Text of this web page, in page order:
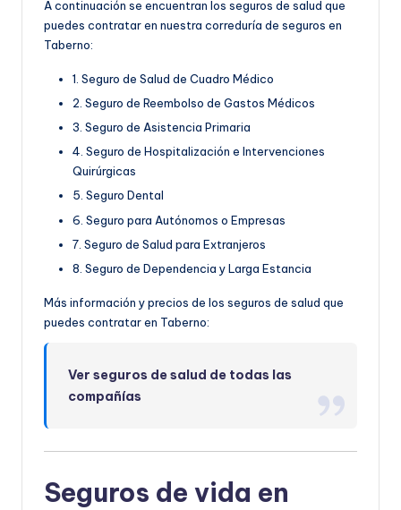
A continuación se encuentran los seguros de salud que
puedes contratar en nuestra correduría de seguros en
Taberno:
1. Seguro de Salud de Cuadro Médico
2. Seguro de Reembolso de Gastos Médicos
3. Seguro de Asistencia Primaria
4. Seguro de Hospitalización e Intervenciones
Quirúrgicas
5. Seguro Dental
6. Seguro para Autónomos o Empresas
7. Seguro de Salud para Extranjeros
8. Seguro de Dependencia y Larga Estancia
Más información y precios de los seguros de salud que
puedes contratar en Taberno:
Ver seguros de salud de todas las
compañías
Seguros de vida en